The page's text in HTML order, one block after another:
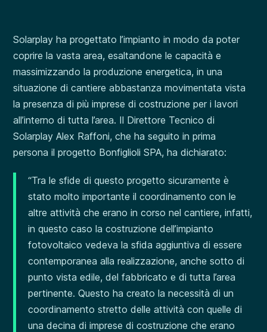
Solarplay ha progettato l’impianto in modo da poter
coprire la vasta area, esaltandone le capacità e
massimizzando la produzione energetica, in una
situazione di cantiere abbastanza movimentata vista
la presenza di più imprese di costruzione per i lavori
all’interno di tutta l’area. Il Direttore Tecnico di
Solarplay Alex Raffoni, che ha seguito in prima
persona il progetto Bonfiglioli SPA, ha dichiarato:
“Tra le sfide di questo progetto sicuramente è
stato molto importante il coordinamento con le
altre attività che erano in corso nel cantiere, infatti,
in questo caso la costruzione dell’impianto
fotovoltaico vedeva la sfida aggiuntiva di essere
contemporanea alla realizzazione, anche sotto di
punto vista edile, del fabbricato e di tutta l’area
pertinente. Questo ha creato la necessità di un
coordinamento stretto delle attività con quelle di
una decina di imprese di costruzione che erano